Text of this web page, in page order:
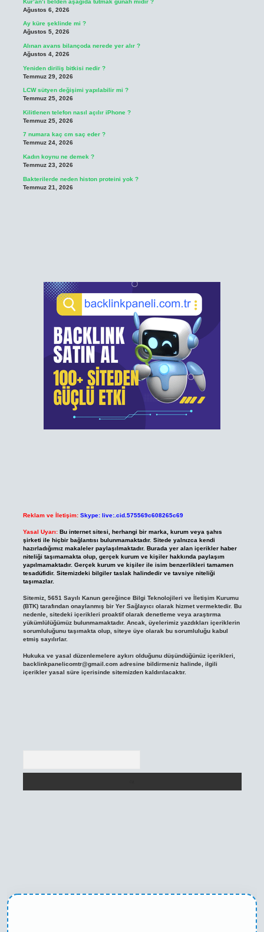
Kur’an’ı belden aşağıda tutmak günah mıdır ?
Ağustos 6, 2026
Ay küre şeklinde mi ?
Ağustos 5, 2026
Alınan avans bilançoda nerede yer alır ?
Ağustos 4, 2026
Yeniden diriliş bitkisi nedir ?
Temmuz 29, 2026
LCW sütyen değişimi yapılabilir mi ?
Temmuz 25, 2026
Kilitlenen telefon nasıl açılır iPhone ?
Temmuz 25, 2026
7 numara kaç cm saç eder ?
Temmuz 24, 2026
Kadın koynu ne demek ?
Temmuz 23, 2026
Bakterilerde neden histon proteini yok ?
Temmuz 21, 2026
Reklam ve İletişim: Skype: live:.cid.575569c608265c69
Yasal Uyarı: Bu internet sitesi, herhangi bir marka, kurum veya şahıs
şirketi ile hiçbir bağlantısı bulunmamaktadır. Sitede yalnızca kendi
hazırladığımız makaleler paylaşılmaktadır. Burada yer alan içerikler haber
niteliği taşımamakta olup, gerçek kurum ve kişiler hakkında paylaşım
yapılmamaktadır. Gerçek kurum ve kişiler ile isim benzerlikleri tamamen
tesadüfidir. Sitemizdeki bilgiler taslak halindedir ve tavsiye niteliği
taşımazlar.
Sitemiz, 5651 Sayılı Kanun gereğince Bilgi Teknolojileri ve İletişim Kurumu
(BTK) tarafından onaylanmış bir Yer Sağlayıcı olarak hizmet vermektedir. Bu
nedenle, sitedeki içerikleri proaktif olarak denetleme veya araştırma
yükümlülüğümüz bulunmamaktadır. Ancak, üyelerimiz yazdıkları içeriklerin
sorumluluğunu taşımakta olup, siteye üye olarak bu sorumluluğu kabul
etmiş sayılırlar.
Hukuka ve yasal düzenlemelere aykırı olduğunu düşündüğünüz içerikleri,
backlinkpanelicomtr@gmail.comadresine bildirmeniz halinde, ilgili
içerikler yasal süre içerisinde sitemizden kaldırılacaktır.